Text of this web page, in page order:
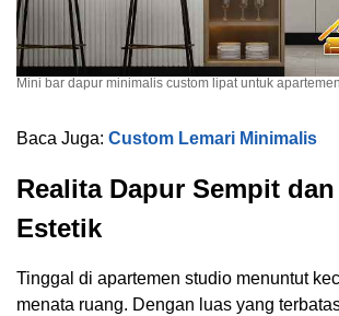
Mini bar dapur minimalis custom lipat untuk
Baca Juga: Custom Lemari Minimalis
Realita Dapur Sempit
Estetik
Tinggal di apartemen studio menuntut
menata ruang. Dengan luas yang